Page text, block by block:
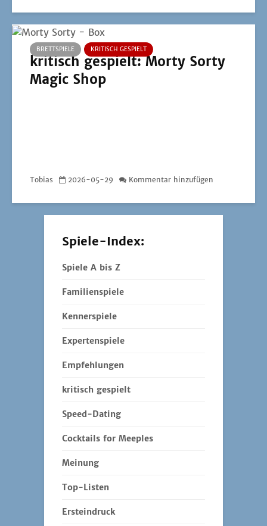
BRETTSPIELE KRITISCH GESPIELT
kritisch gespielt: Morty Sorty
Magic Shop
Tobias 2026-05-29 Kommentar hinzufügen
Spiele-Index:
Spiele A bis Z
Familienspiele
Kennerspiele
Expertenspiele
Empfehlungen
kritisch gespielt
Speed-Dating
Cocktails for Meeples
Meinung
Top-Listen
Ersteindruck